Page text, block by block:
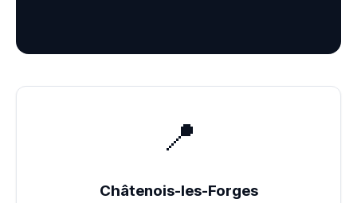
📍
Châtenois-les-Forges